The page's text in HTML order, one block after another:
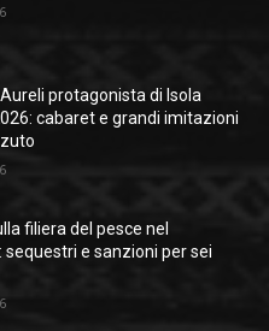
protagonista di Isola
cabaret e grandi imitazioni
filiera del pesce nel
sequestri e sanzioni per sei